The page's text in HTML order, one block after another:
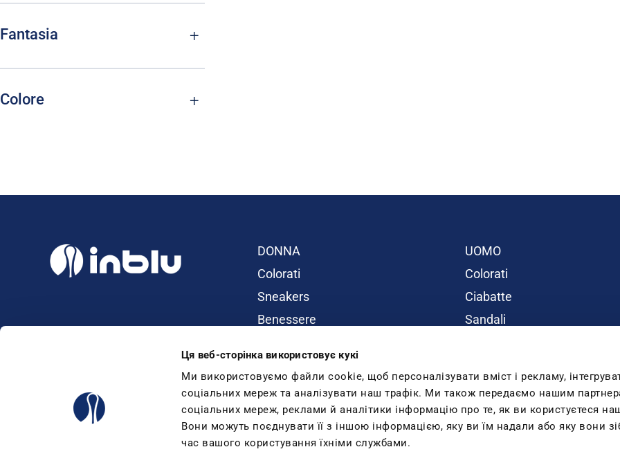
Ця веб-сторінка використовує кукі
Ми використовуємо файли cookie, щоб персоналізувати вміст і рекламу,
соціальних мереж та аналізувати наш трафік. Ми також передаємо нашим
соціальних мереж, реклами й аналітики інформацію про те, як ви користуєтеся
Вони можуть поєднувати її з іншою інформацією, яку ви їм надали або яку вони
час вашого користування їхніми службами.
Fantasia
Colore
DONNA
Colorati
Sneakers
Benessere
Dual Density
Infradito
Sandali
Zeppe
UOMO
Colorati
Ciabatte
Sandali
Inblu Blog
Lavora con noi